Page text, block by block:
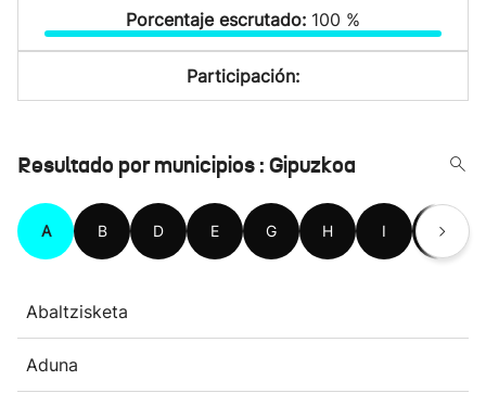
Porcentaje escrutado: 100 %
Participación:
Resultado por municipios : Gipuzkoa
A B D E G H I L
Abaltzisketa
Aduna